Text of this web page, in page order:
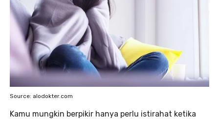
Source: alodokter.com
Kamu mungkin berpikir hanya perlu istirahat ketika